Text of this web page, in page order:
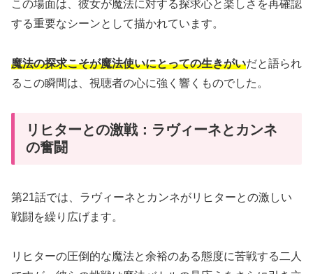
この場面は、彼女が魔法に対する探求心と楽しさを再確認
する重要なシーンとして描かれています。
魔法の探求こそが魔法使いにとっての生きがいだと語られ
るこの瞬間は、視聴者の心に強く響くものでした。
リヒターとの激戦：ラヴィーネとカンネ
の奮闘
第21話では、ラヴィーネとカンネがリヒターとの激しい
戦闘を繰り広げます。
リヒターの圧倒的な魔法と余裕のある態度に苦戦する二人